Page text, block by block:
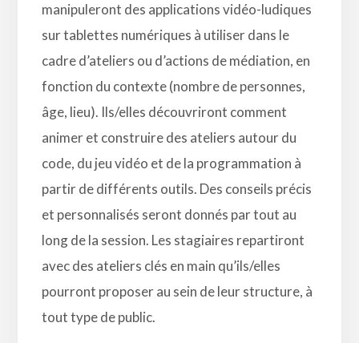
manipuleront des applications vidéo-ludiques
sur tablettes numériques à utiliser dans le
cadre d’ateliers ou d’actions de médiation, en
fonction du contexte (nombre de personnes,
âge, lieu). Ils/elles découvriront comment
animer et construire des ateliers autour du
code, du jeu vidéo et de la programmation à
partir de différents outils. Des conseils précis
et personnalisés seront donnés par tout au
long de la session. Les stagiaires repartiront
avec des ateliers clés en main qu’ils/elles
pourront proposer au sein de leur structure, à
tout type de public.